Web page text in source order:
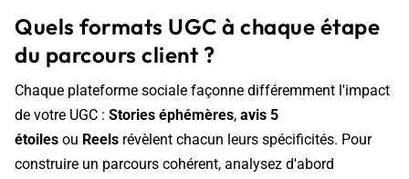
Quels formats UGC à chaque étape
du parcours client ?
Chaque plateforme sociale façonne différemment l'impact
de votre UGC : Stories éphémères, avis 5
étoiles ou Reels révèlent chacun leurs spécificités. Pour
construire un parcours cohérent, analysez d'abord